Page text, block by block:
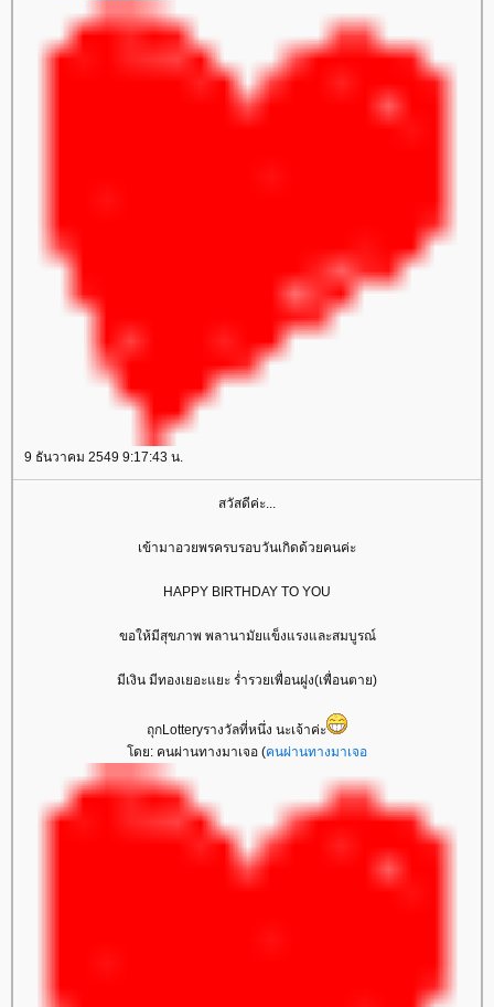
9 ธันวาคม 2549 9:17:43 น.
สวัสดีค่ะ...
เข้ามาอวยพรครบรอบวันเกิดด้วยคนค่ะ
HAPPY BIRTHDAY TO YOU
ขอให้มีสุขภาพ พลานามัยแข็งแรงและสมบูรณ์
มีเงิน มีทองเยอะแยะ ร่ำรวยเพื่อนฝูง(เพื่อนตาย)
ถุกLotteryรางวัลที่หนึ่ง นะเจ้าค่ะ
ดย: คนผ่านทางมาเจอ (คนผ่านทางมาเจอ